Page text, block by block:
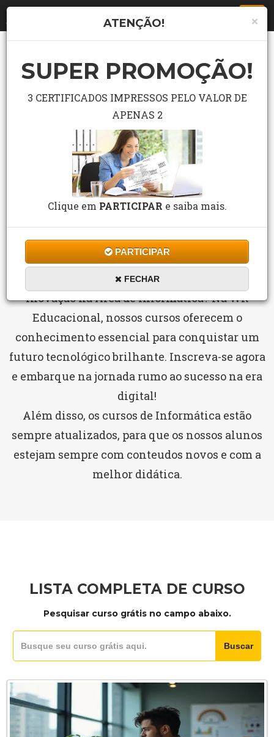
CURSOS DE INFORMÁTICA
PORQUE FAZER UM CURSO DE
INFORMÁTICA?
Navegue para o futuro da tecnologia com os
cursos de Informática da WR Educacional!
Está preparado para trilhar o caminho da
inovação na Área de Informática? Na WR
Educacional, nossos cursos oferecem o
conhecimento essencial para conquistar um
futuro tecnológico brilhante. Inscreva-se agora
e embarque na jornada rumo ao sucesso na era
digital!
Além disso, os cursos de Informática estão
sempre atualizados, para que os nossos alunos
estejam sempre com conteudos novos e com a
melhor didática.
LISTA COMPLETA DE CURSO
Pesquisar curso grátis no campo abaixo.
Buscar
×
ATENÇÃO!
SUPER PROMOÇÃO!
3 CERTIFICADOS IMPRESSOS PELO VALOR DE
APENAS 2
Clique em PARTICIPAR e saiba mais.
PARTICIPAR
FECHAR